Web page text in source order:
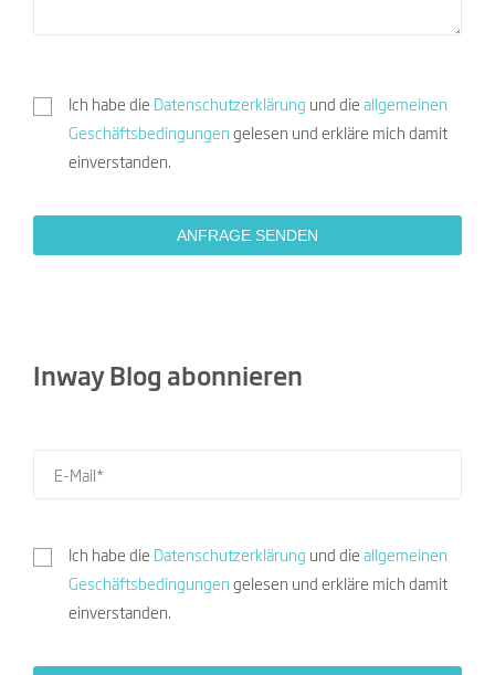
Ich habe die Datenschutzerklärung und die allgemeinen
Geschäftsbedingungen gelesen und erkläre mich damit
einverstanden.
Inway Blog abonnieren
Ich habe die Datenschutzerklärung und die allgemeinen
Geschäftsbedingungen gelesen und erkläre mich damit
einverstanden.